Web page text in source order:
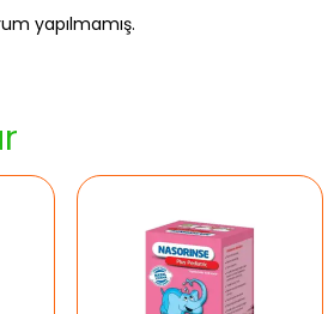
yapılmamış.